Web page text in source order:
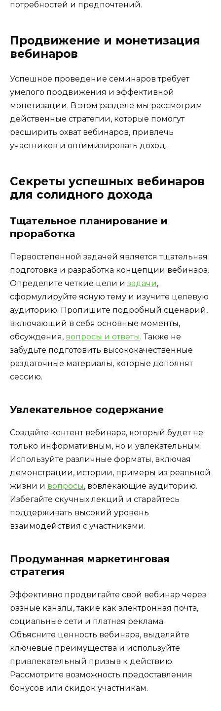
потребностей и предпочтений.
Продвижение и монетизация
вебинаров
Успешное проведение семинаров требует
умелого продвижения и эффективной
монетизации. В этом разделе мы рассмотрим
действенные стратегии, которые помогут
расширить охват вебинаров, привлечь
участников и оптимизировать доход.
Секреты успешных вебинаров
для солидного дохода
Тщательное планирование и
проработка
Первостепенной задачей является тщательная
подготовка и разработка концепции вебинара.
Определите четкие цели и задачи,
сформулируйте ясную тему и изучите целевую
аудиторию. Пропишите подробный сценарий,
включающий в себя основные моменты,
обсуждения, вопросы и ответы. Также не
забудьте подготовить высококачественные
раздаточные материалы, которые дополнят
сессию.
Увлекательное содержание
Создайте контент вебинара, который будет не
только информативным, но и увлекательным.
Используйте различные форматы, включая
демонстрации, истории, примеры из реальной
жизни и вопросы, вовлекающие аудиторию.
Избегайте скучных лекций и старайтесь
поддерживать высокий уровень
взаимодействия с участниками.
Продуманная маркетинговая
стратегия
Эффективно продвигайте свой вебинар через
разные каналы, такие как электронная почта,
социальные сети и платная реклама.
Объясните ценность вебинара, выделяйте
ключевые преимущества и используйте
привлекательный призыв к действию.
Рассмотрите возможность предоставления
бонусов или скидок участникам.